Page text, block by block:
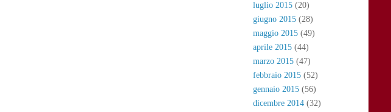
luglio 2015 (20)
giugno 2015 (28)
maggio 2015 (49)
aprile 2015 (44)
marzo 2015 (47)
febbraio 2015 (52)
gennaio 2015 (56)
dicembre 2014 (32)